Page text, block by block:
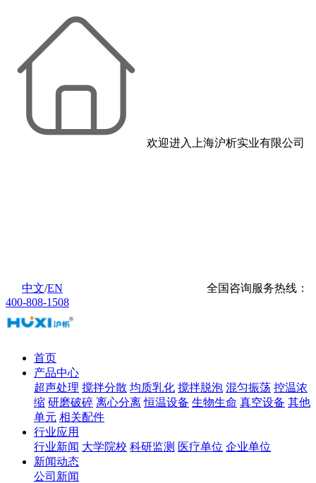
欢迎进入上海沪析实业有限公司
中文/EN
全国咨询服务热线：
400-808-1508
首页
产品中心
超声处理 搅拌分散 均质乳化 搅拌脱泡 混匀振荡 控温浓
缩 研磨破碎 离心分离 恒温设备 生物生命 真空设备 其他
单元 相关配件
行业应用
行业新闻 大学院校 科研监测 医疗单位 企业单位
新闻动态
公司新闻